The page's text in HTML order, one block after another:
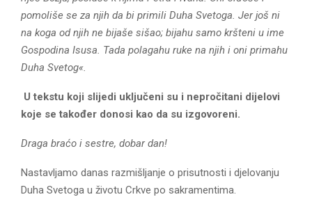
E
N
pomoliše se za njih da bi primili Duha Svetoga. Jer još ni
na koga od njih ne bijaše sišao; bijahu samo kršteni u ime
Gospodina Isusa. Tada polagahu ruke na njih i oni primahu
Duha Svetog«.
U tekstu koji slijedi uključeni su i nepročitani dijelovi
koje se također donosi kao da su izgovoreni.
Draga braćo i sestre, dobar dan!
Nastavljamo danas razmišljanje o prisutnosti i djelovanju
Duha Svetoga u životu Crkve po sakramentima.